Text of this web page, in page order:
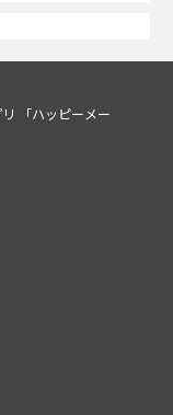
「ハッピーメー